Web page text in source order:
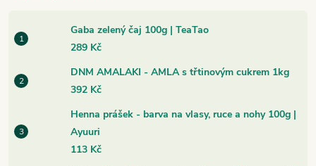
Gaba zelený čaj 100g | TeaTao
289 Kč
DNM AMALAKI - AMLA s třtinovým cukrem 1kg
392 Kč
Henna prášek - barva na vlasy, ruce a nohy 100g |
Ayuuri
113 Kč